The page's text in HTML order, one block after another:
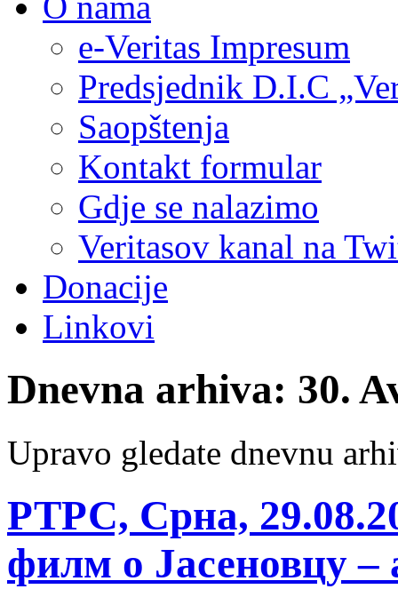
e-Veritas Impresum
Predsjednik D.I.C
Saopštenja
Kontakt formular
Gdje se nalazimo
Veritasov kanal na
Donacije
Linkovi
Dnevna arhiva: 30.
Upravo gledate dnevnu
РТРС, Срна,
филм о Јасеновцу –